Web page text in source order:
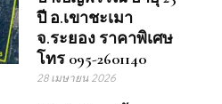
ปี อ.เขาชะเมา
จ.ระยอง ราคาพิเศษ
โทร 095-2601140
28 เมษายน 2026